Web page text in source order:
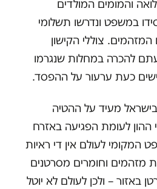
והמומים המולדים
במשפט ונדרשו תשלומי
צוללי הקישון
להכרה במחלות שנגרמו
כעת ערעור על ההפסד.
מעיד על ההטיה
ההון לעומת הפגיעה באזרח
המקומי לעולם אין די ראיות
מזהמים וחומרים מסרטנים
באזור – ולכן לעולם לא יוטל